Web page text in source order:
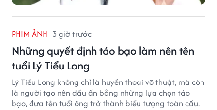
PHIM ẢNH 3 giờ trước
Những quyết định táo bạo làm nên tên
tuổi Lý Tiểu Long
Lý Tiểu Long không chỉ là huyền thoại võ thuật, mà còn
là người tạo nên dấu ấn bằng những lựa chọn táo
bạo, đưa tên tuổi ông trở thành biểu tượng toàn cầu.